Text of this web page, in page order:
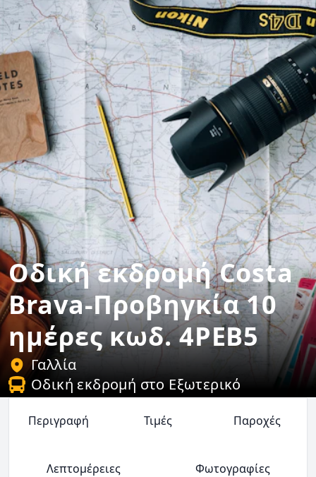
Οδική εκδρομή Costa
Brava-Προβηγκία 10
ημέρες κωδ. 4PEB5
Γαλλία
Οδική εκδρομή στο Εξωτερικό
Περιγραφή Τιμές Παροχές
Λεπτομέρειες Φωτογραφίες